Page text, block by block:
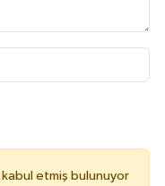
kabul etmiş bulunuyor